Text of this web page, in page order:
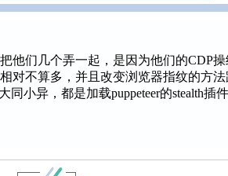
他们几个弄一起，是因为他们的CDP操
对不算多，并且改变浏览器指纹的方法
同小异，都是加载puppeteer的stealth插